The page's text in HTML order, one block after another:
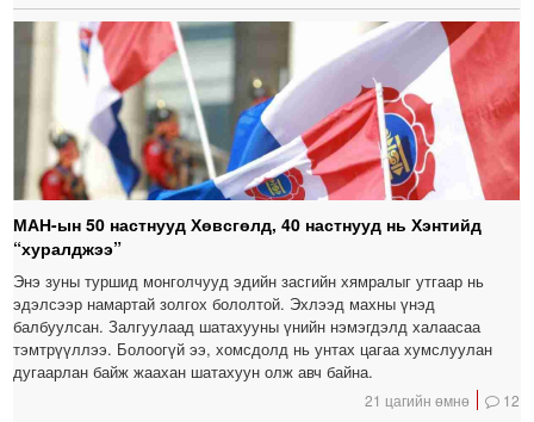
МАН-ын 50 настнууд Хөвсгөлд, 40 настнууд нь Хэнтийд
“хуралджээ”
Энэ зуны туршид монголчууд эдийн засгийн хямралыг утгаар нь
эдэлсээр намартай золгох бололтой. Эхлээд махны үнэд
балбуулсан. Залгуулаад шатахууны үнийн нэмэгдэлд халаасаа
тэмтрүүллээ. Болоогүй ээ, хомсдолд нь унтах цагаа хумслуулан
дугаарлан байж жаахан шатахуун олж авч байна.
21 цагийн өмнө 12